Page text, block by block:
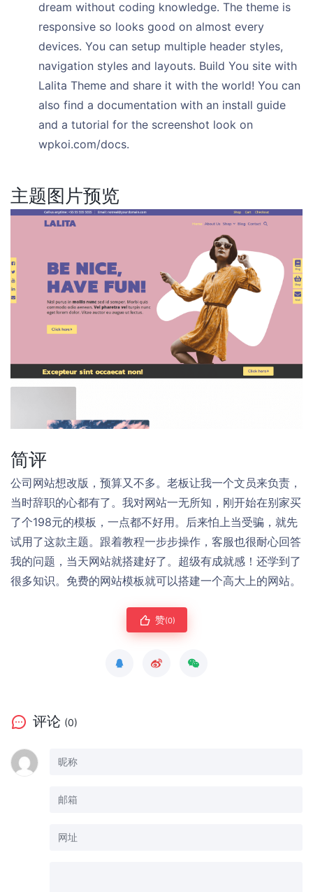
dream without coding knowledge. The theme is
responsive so looks good on almost every
devices. You can setup multiple header styles,
navigation styles and layouts. Build You site with
Lalita Theme and share it with the world! You can
also find a documentation with an install guide
and a tutorial for the screenshot look on
wpkoi.com/docs.
主题图片预览
简评
公司网站想改版，预算又不多。老板让我一个文员来负责，
当时辞职的心都有了。我对网站一无所知，刚开始在别家买
了个198元的模板，一点都不好用。后来怕上当受骗，就先
试用了这款主题。跟着教程一步步操作，客服也很耐心回答
我的问题，当天网站就搭建好了。超级有成就感！还学到了
很多知识。免费的网站模板就可以搭建一个高大上的网站。
赞(0)
评论 (0)